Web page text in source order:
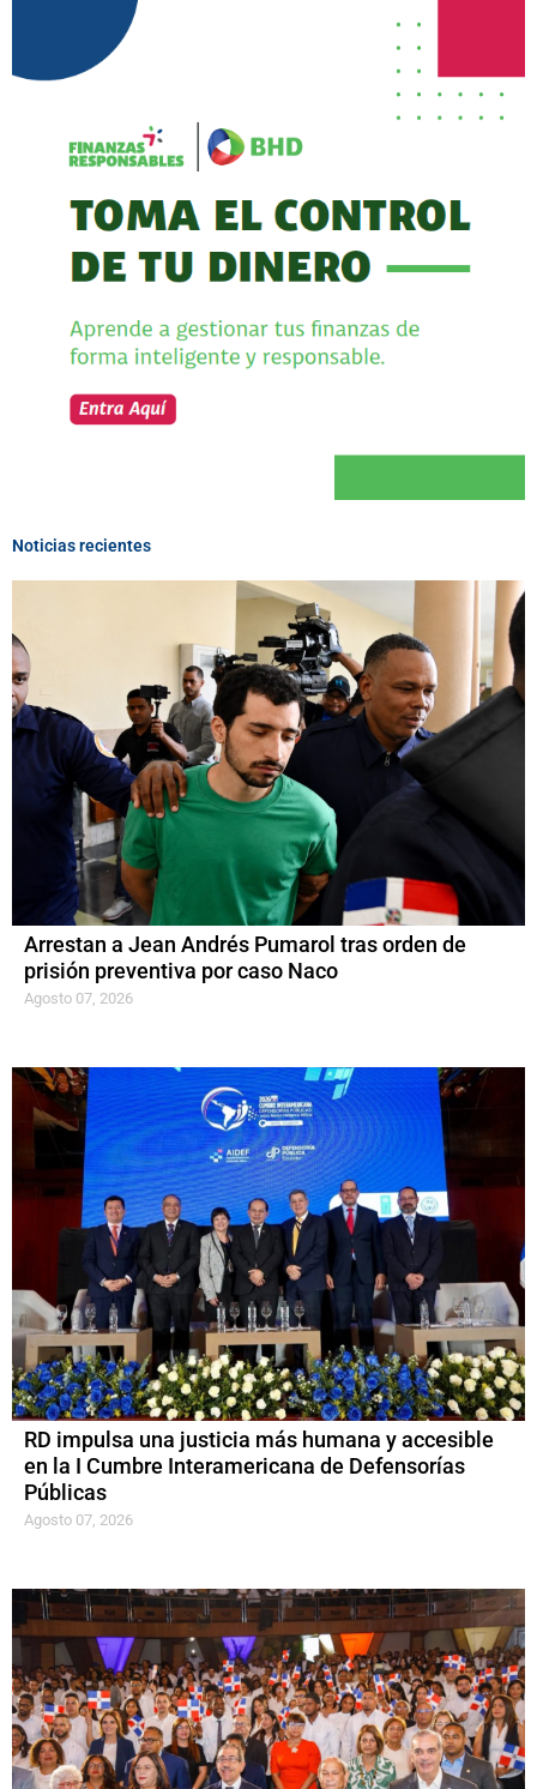
Noticias recientes
Arrestan a Jean Andrés Pumarol tras orden de
prisión preventiva por caso Naco
Agosto 07, 2026
RD impulsa una justicia más humana y accesible
en la I Cumbre Interamericana de Defensorías
Públicas
Agosto 07, 2026